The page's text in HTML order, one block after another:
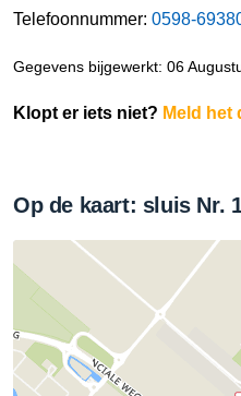
Telefoonnummer: 0598-
Gegevens bijgewerkt: 06
Klopt er iets niet? Meld het
Op de kaart: sluis Nr.